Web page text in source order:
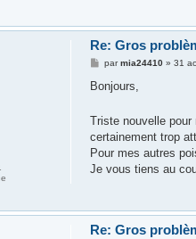
Re: Gros
M
s
g
e
parmia24410 »31
Bonjours,
Triste nouvelle
certainement trop
Pour mes autres
Je vous tiens au
Re: Gros